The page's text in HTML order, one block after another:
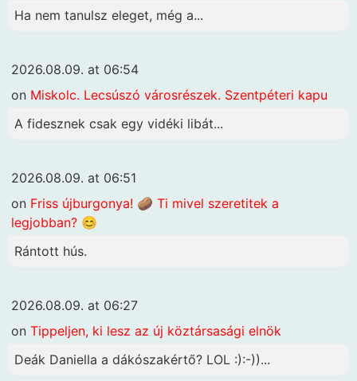
Ha nem tanulsz eleget, még a...
2026.08.09. at 06:54
on Miskolc. Lecsúszó városrészek. Szentpéteri kapu
A fidesznek csak egy vidéki libát...
2026.08.09. at 06:51
on Friss újburgonya! 🥔 Ti mivel szeretitek a
legjobban? 😊
Rántott hús.
2026.08.09. at 06:27
on Tippeljen, ki lesz az új köztársasági elnök
Deák Daniella a dákószakértő? LOL :):-))...